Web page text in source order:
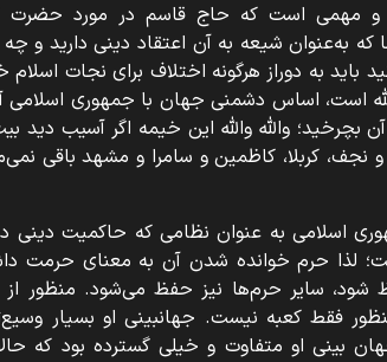
و مهمی است که حاج قاسم در مورد حضرت
که به‌عنوان شیعه به آن اعتقاد دینی دارید و
باید به دوراز هرگونه اختلاف برای نجات اسلام
است، اساس دشمنی جهان با جمهوری
والله والله این خیمه اگر آسیب دید
کربلا، کاظمین و سامرا و مشهد باقی
اسلامی به عنوان نظامی که حاکمیت دینی
لذا حرم خوانده شدن آن به معنای حرمت
شود، سایر حرم‌ها نیز حفظ می‌شود. منظور
فقط کعبه نیست. جهانبینی او بسیار
بینی او متفاوت و خیلی گسترده بود که